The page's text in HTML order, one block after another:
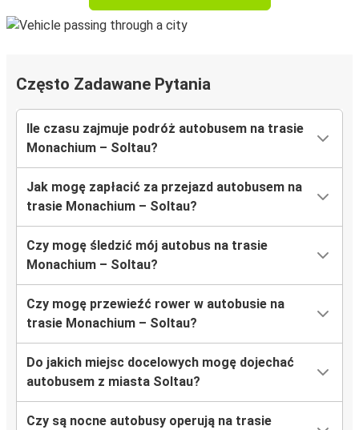
Często Zadawane Pytania
Ile czasu zajmuje podróż autobusem na trasie
Monachium – Soltau?
Jak mogę zapłacić za przejazd autobusem na
trasie Monachium – Soltau?
Czy mogę śledzić mój autobus na trasie
Monachium – Soltau?
Czy mogę przewieźć rower w autobusie na
trasie Monachium – Soltau?
Do jakich miejsc docelowych mogę dojechać
autobusem z miasta Soltau?
Czy są nocne autobusy operują na trasie